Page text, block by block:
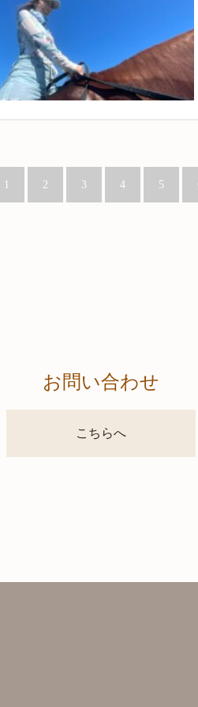
1 2 3 4 5
お問い合わせ
こちらへ